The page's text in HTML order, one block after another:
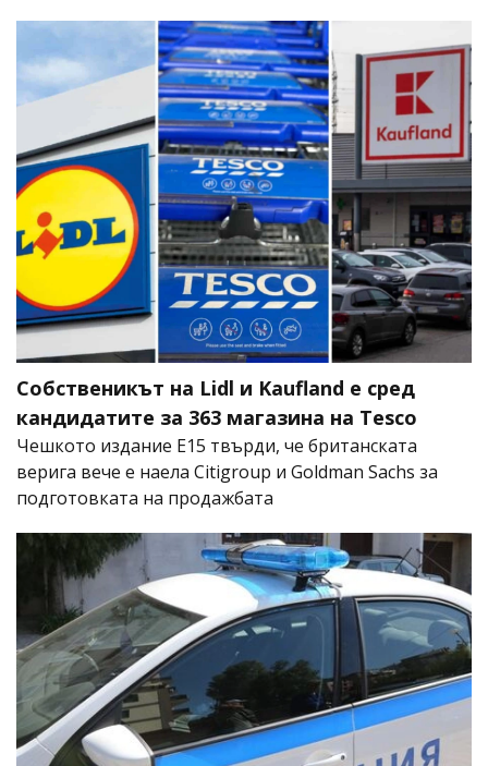
Собственикът на Lidl и Kaufland е сред
кандидатите за 363 магазина на Tesco
Чешкото издание E15 твърди, че британската
верига вече е наела Citigroup и Goldman Sachs за
подготовката на продажбата